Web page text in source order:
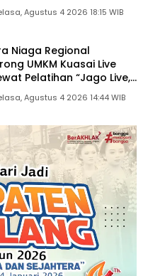
Agustus 4 2026 18:15 WIB
Niaga Regional
UMKM Kuasai Live
Pelatihan “Jago Live,
Agustus 4 2026 14:44 WIB